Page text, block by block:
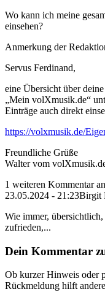
Wo kann ich meine
einsehen?
Anmerkung der
Servus Ferdinand,
eine Übersicht über
„Mein volXmusik.de“
Einträge auch direkt
https://volxmusik.de/
Freundliche Grüße
Walter vom
1 weiteren Kommentar
23.05.2024 - 21:23Birgit
Wie immer,
zufrieden,...
Dein Kommentar
Ob kurzer Hinweis oder
Rückmeldung hilft